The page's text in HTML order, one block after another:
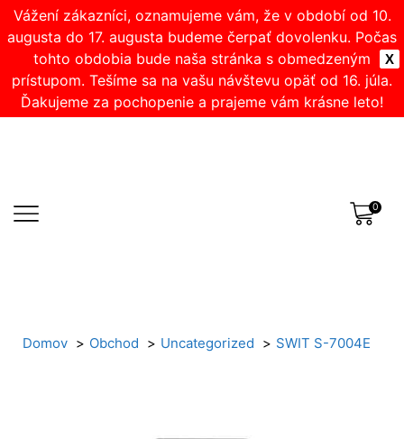
X
Vážení zákazníci, oznamujeme vám, že v období od 10.
augusta do 17. augusta budeme čerpať dovolenku. Počas
tohto obdobia bude naša stránka s obmedzeným
prístupom. Tešíme sa na vašu návštevu opäť od 16. júla.
Ďakujeme za pochopenie a prajeme vám krásne leto!
0
Domov Obchod Uncategorized SWIT S-7004E